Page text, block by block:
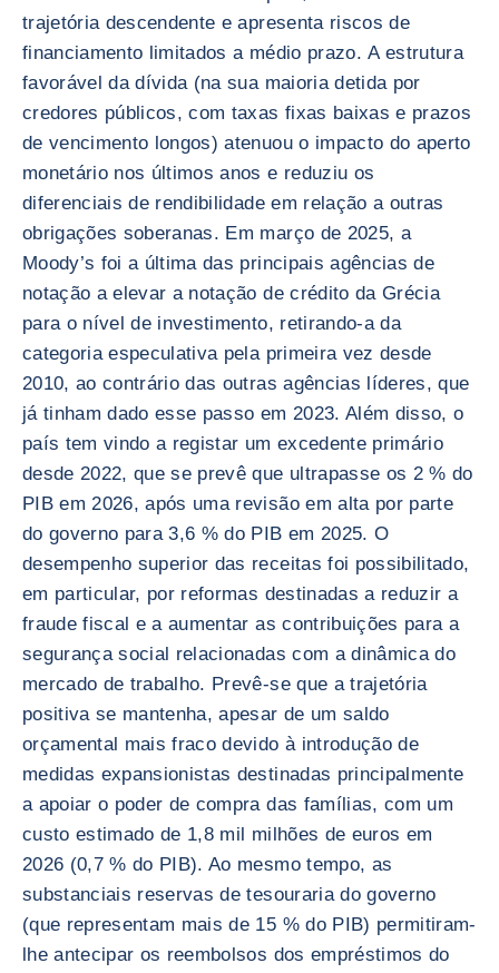
trajetória descendente e apresenta riscos de
financiamento limitados a médio prazo. A estrutura
favorável da dívida (na sua maioria detida por
credores públicos, com taxas fixas baixas e prazos
de vencimento longos) atenuou o impacto do aperto
monetário nos últimos anos e reduziu os
diferenciais de rendibilidade em relação a outras
obrigações soberanas. Em março de 2025, a
Moody’s foi a última das principais agências de
notação a elevar a notação de crédito da Grécia
para o nível de investimento, retirando-a da
categoria especulativa pela primeira vez desde
2010, ao contrário das outras agências líderes, que
já tinham dado esse passo em 2023. Além disso, o
país tem vindo a registar um excedente primário
desde 2022, que se prevê que ultrapasse os 2 % do
PIB em 2026, após uma revisão em alta por parte
do governo para 3,6 % do PIB em 2025. O
desempenho superior das receitas foi possibilitado,
em particular, por reformas destinadas a reduzir a
fraude fiscal e a aumentar as contribuições para a
segurança social relacionadas com a dinâmica do
mercado de trabalho. Prevê-se que a trajetória
positiva se mantenha, apesar de um saldo
orçamental mais fraco devido à introdução de
medidas expansionistas destinadas principalmente
a apoiar o poder de compra das famílias, com um
custo estimado de 1,8 mil milhões de euros em
2026 (0,7 % do PIB). Ao mesmo tempo, as
substanciais reservas de tesouraria do governo
(que representam mais de 15 % do PIB) permitiram-
lhe antecipar os reembolsos dos empréstimos do